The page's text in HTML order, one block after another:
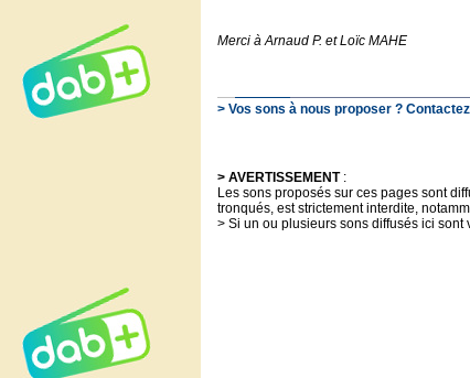
Merci à Arnaud P. et Loïc MAHE
> Vos sons à nous proposer ?
> AVERTISSEMENT:
Les sons proposés sur ces pages sont
tronqués, est strictement interdite,
> Si un ou plusieurs sons diffusés ici